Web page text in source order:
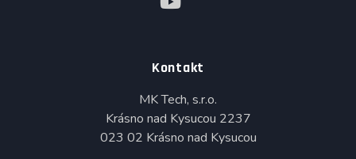
Kontakt
MK Tech, s.r.o.
Krásno nad Kysucou 2237
023 02 Krásno nad Kysucou